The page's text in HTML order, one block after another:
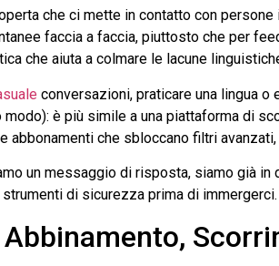
che ci mette in contatto con
faccia a faccia, piuttosto che per
che aiuta a colmare le lacune
conversazioni, praticare una lingua
modo): è più simile a una piattaforma di
abbonamenti che sbloccano filtri
un messaggio di risposta, siamo già
di sicurezza prima di immergerci.